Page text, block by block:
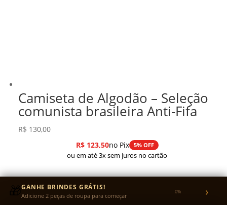
Camiseta de Algodão – Seleção
comunista brasileira Anti-Fifa
R$ 130,00
R$123,50no Pix 5% OFF
ou em até 3x sem juros no cartão
🎁GANHE BRINDES GRÁTIS!
Adicione 2 peças de roupa para começar 0% ›